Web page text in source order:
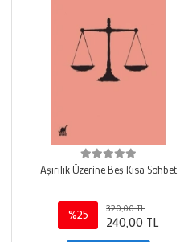
Aşırılık Üzerine Beş Kısa Sohbet
%25
320,00 TL
240,00 TL